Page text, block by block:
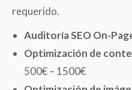
requerido.
Auditoría SEO On-
Optimización de
500€ – 1500€